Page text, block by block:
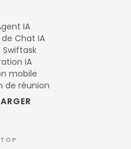
IA
Chat IA
Swiftask
IA
mobile
de réunion